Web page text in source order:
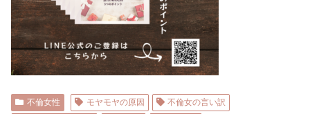
不倫女性 モヤモヤの原因
不倫女の言い訳